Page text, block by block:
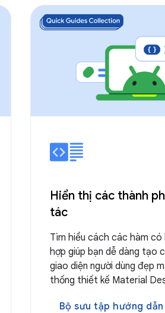
Hiển thị các thành
tác
Tìm hiểu cách các hàm có
hợp giúp bạn dễ dàng tạo
giao diện người dùng đẹp
thống thiết kế Material
Bộ sưu tập hướng